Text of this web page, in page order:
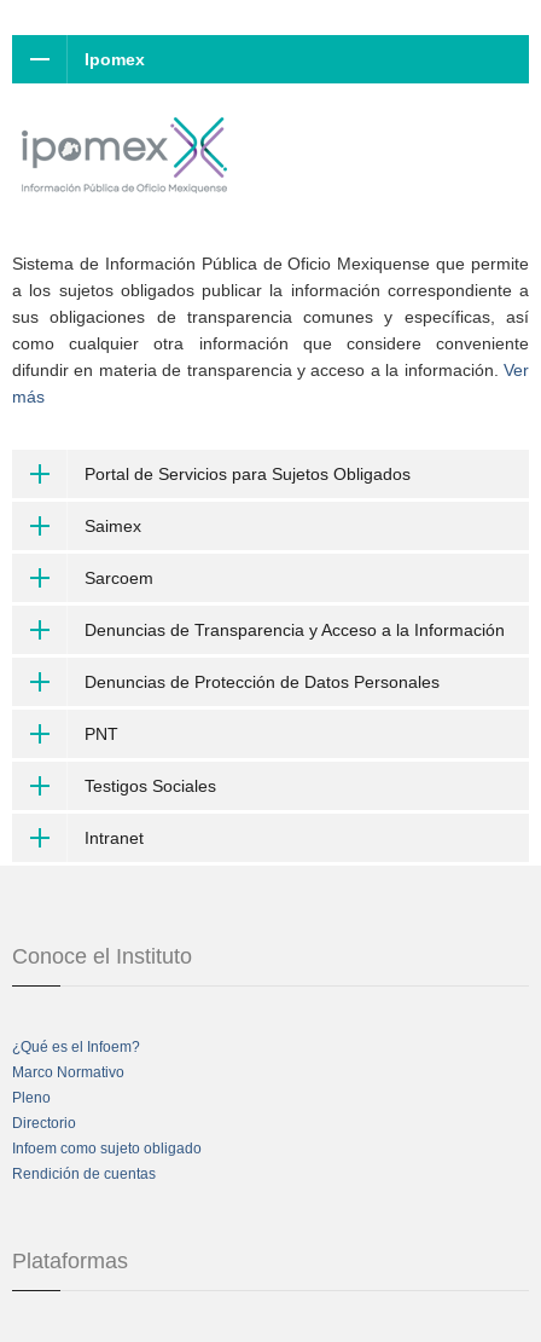
Ipomex
Sistema de Información Pública de Oficio Mexiquense que permite
a los sujetos obligados publicar la información correspondiente a
sus obligaciones de transparencia comunes y específicas, así
como cualquier otra información que considere conveniente
difundir en materia de transparencia y acceso a la información. Ver
más
Portal de Servicios para Sujetos Obligados
Saimex
Sarcoem
Denuncias de Transparencia y Acceso a la Información
Denuncias de Protección de Datos Personales
PNT
Testigos Sociales
Intranet
Conoce el Instituto
¿Qué es el Infoem?
Marco Normativo
Pleno
Directorio
Infoem como sujeto obligado
Rendición de cuentas
Plataformas